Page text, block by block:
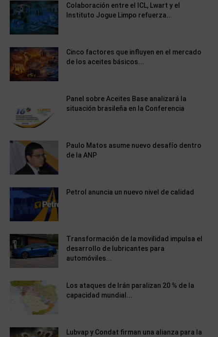
Colaboración entre el ICL, Lwart y el
Instituto Jogue Limpo refuerza...
Cinco factores que influyen en el mercado
de los aceites básicos...
Panel sobre Aceites Base analizará la
situación brasileña en la Conferencia
Paulo Matos asume nuevo desafío dentro
de la ANP
Petrol anuncia un nuevo nivel de calidad
Transformación de la movilidad impulsa el
desarrollo de lubricantes para
automóviles...
Los ataques de Irán paralizan 20 % de la
capacidad mundial...
Lubvap y Condat firman una alianza para la